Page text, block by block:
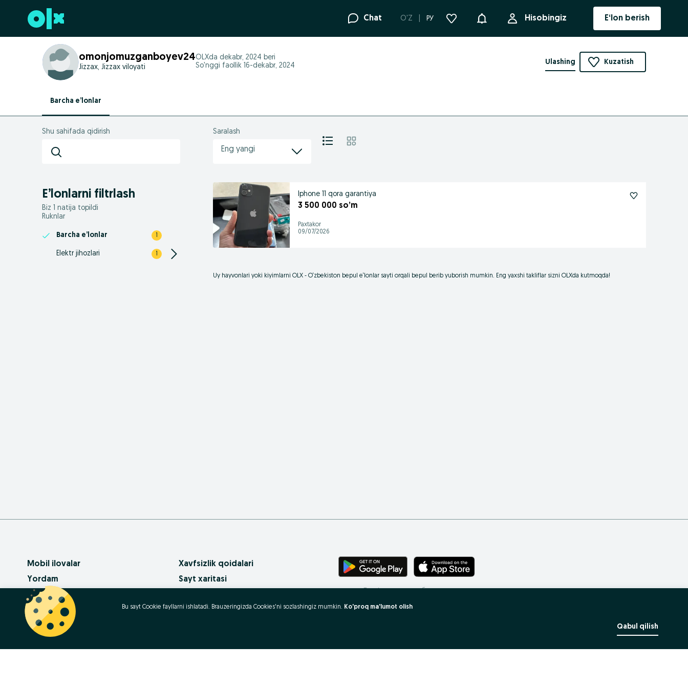
Futerga oʻtish Chat O'Z РУ Bildirishnoma Hisobingiz E‘lon berish
omonjomuzganboyev24
Jizzax, Jizzax viloyati
OLXda dekabr, 2024 beri
So'nggi faollik 16-dekabr, 2024
Kuzatish
Ulashing
Barcha e’lonlar
Shu sahifada qidirish
E’lonlarni filtrlash
Biz 1 natija topildi
Ruknlar
Barcha e’lonlar 1
Elektr jihozlari 1
Saralash
Eng yangi
Iphone 11 qora garantiya
3 500 000 so’m
Paxtakor
09/07/2026
Uy hayvonlari yoki kiyimlarni OLX - O‘zbekiston bepul e‘lonlar sayti orqali bepul berib yuborish mumkin. Eng yaxshi takliflar sizni OLXda kutmoqda!
Mobil ilovalar
Yordam
Pullik xizmatlar
OLX da biznes
Foydalanish shartlari
Xavfsizlik qoidalari
Sayt xaritasi
Biznes-sahifa xaritasi
Bu sayt Cookie fayllarni ishlatadi. Brauzeringizda Cookies'ni sozlashingiz mumkin. Ko'proq ma'lumot olish
Qabul qilish